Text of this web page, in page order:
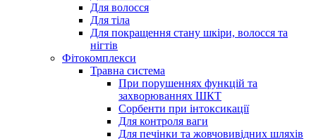
Для волосся
Для тіла
Для покращення стану шкіри, волосся та
нігтів
Фітокомплекси
Травна система
При порушеннях функцій та
захворюваннях ШКТ
Сорбенти при інтоксикації
Для контроля ваги
Для печінки та жовчовивідних шляхів